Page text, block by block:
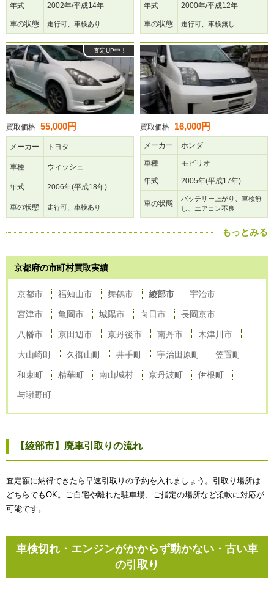
年式 2002年/平成14年
車の状態 走行可、車検あり
年式 2000年/平成12年
車の状態 走行可、車検無し
査定UP中！
買取価格 55,000円
メーカー トヨタ
車種 ウィッシュ
年式 2006年(平成18年)
車の状態 走行可、車検あり
買取価格 16,000円
メーカー ホンダ
車種 モビリオ
年式 2005年(平成17年)
車の状態
バッテリー上がり、車検無
し、エアコン不良
もっとみる
京都府の市町村買取実績
京都市 福知山市 舞鶴市 綾部市 宇治市
宮津市 亀岡市 城陽市 向日市 長岡京市
八幡市 京田辺市 京丹後市 南丹市 木津川市
大山崎町 久御山町 井手町 宇治田原町 笠置町
和束町 精華町 南山城村 京丹波町 伊根町
与謝野町
【綾部市】廃車引取りの流れ
査定額に納得できたら早速引取りの予約を入れましょう。引取り場所は
どちらでもOK。ご自宅や離れた駐車場、ご指定の場所など柔軟に対応が
可能です。
車検切れ・エンジンがかからず動かない・古い車
の引取り